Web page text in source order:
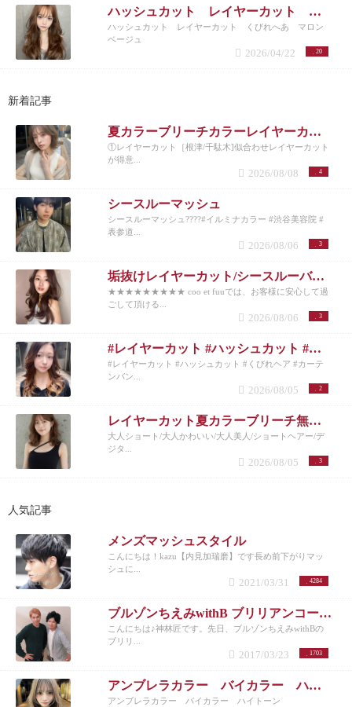
ハッシュカット レイヤーカット くびれへあ マロンベージュ
ハッシュカット レイヤーカット くびれへあ マロン
ベージュ
20
2026/04/22
新着記事
夏カラーブリーチカラーレイヤーカット
①レイヤーカット［根津/千駄木]似合わせレイヤーカット
が得意...
4
2026/08/08
シースルーマッシュ
シースルーマッシュ????#イルミナカラー #渋谷美容院 #
表参道...
3
2026/08/06
垢抜けレイヤーカット/シースルーバング◎夏のベージュカラー
★★★★★★★★★ coo et fuuでは、お客様に安心して過
ごして頂ける...
3
2026/08/06
#レイヤーカット #ハッシュカット #くびれヘア #カーテンバング #インナーカラー
#レイヤーカット #ハッシュカット #くびれヘア #カーテ
ンバン...
2
2026/08/05
レイヤーカット夏カラーブリーチ無しカラー
大人ショート/大人かわいい/大人美人/ショートヘアー/デ
ジタ...
3
2026/08/05
人気記事
メンズマッシュスタイル
こんにちは！kazu【内見加瑞磨】です長め前下がりマッ
シュに...
4284
2021/03/31
ブルゾンちえみwithB ブリリアンコージ君♪
こんにちは♪神林匠です。先日、ブルゾンちえみwithBの
ブリリ...
1703
2017/03/23
アンブレラカラー バイカラー ハイトーン
アンブレラカラー バイカラー ハイトーン